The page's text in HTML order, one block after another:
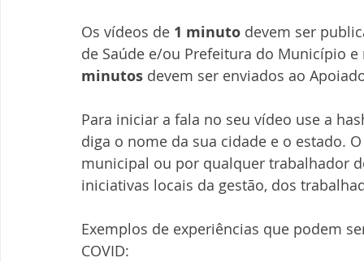
Os vídeos de 1 minuto devem ser
de Saúde e/ou Prefeitura do Município
minutos devem ser enviados ao
Para iniciar a fala no seu vídeo use a
diga o nome da sua cidade e o estado.
municipal ou por qualquer trabalhador
iniciativas locais da gestão, dos
Exemplos de experiências que podem
COVID: